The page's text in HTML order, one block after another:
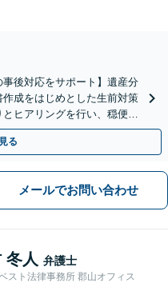
事後対応をサポート】遺産分
成をはじめとした生前対策
ヒアリングを行い、穏便な
【分割払い可能】
る
メールでお問い合わせ
冬人 弁護士
スト法律事務所 郡山オフィス